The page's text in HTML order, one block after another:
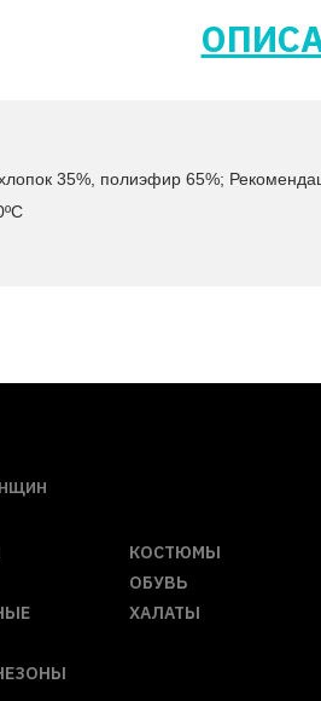
35%, полиэфир 65%;
КОСТЮМЫ
ОБУВЬ
ХАЛАТЫ